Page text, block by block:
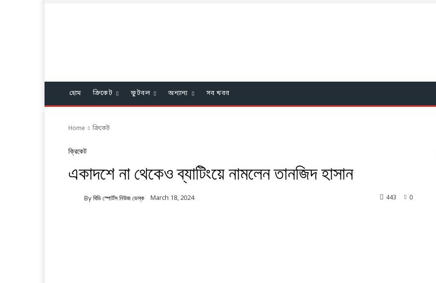
হোম ক্রিকেট ফুটবল অন্যান্য সব খবর
Home ক্রিকেট
ক্রিকেট
একাদশে না থেকেও ব্যাটিংয়ে নামলেন তানজিদ হাসান
By বিডি স্পোর্টস নিউজ ডেস্ক March 18, 2024 0
443